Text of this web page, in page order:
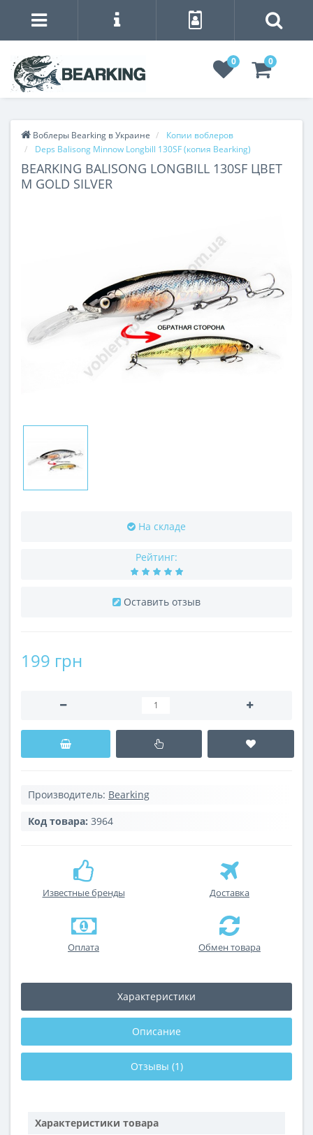
0 0
Воблеры Bearking в Украине
Копии воблеров
Deps Balisong Minnow Longbill 130SF (копия Bearking)
BEARKING BALISONG LONGBILL 130SF ЦВЕТ
M GOLD SILVER
На складе
Рейтинг:
Оставить отзыв
199 грн
Производитель: Bearking
Код товара: 3964
Известные бренды Доставка
Оплата Обмен товара
Характеристики
Описание
Отзывы (1)
Характеристики товара